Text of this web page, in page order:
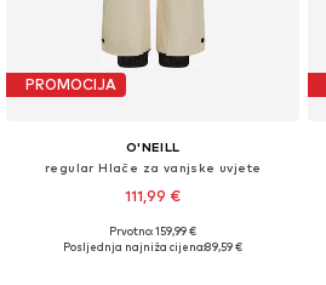
PROMOCIJA
O'NEILL
regular Hlače za vanjske uvjete
111,99 €
Dostupne veličine: XS, S, M, L, XL
Prvotno: 159,99 €
Posljednja najniža cijena:89,59 €